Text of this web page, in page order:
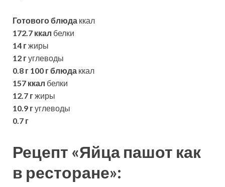
Готового блюда ккал
172.7 ккал белки
14 гжиры
12 гуглеводы
0.8 г 100 г блюда ккал
157 ккал белки
12.7 гжиры
10.9 гуглеводы
0.7 г
Рецепт «Яйца пашот как
в ресторане»: